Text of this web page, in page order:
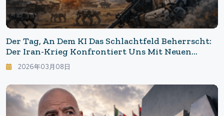
Der Tag, An Dem KI Das Schlachtfeld Beherrscht:
Der Iran-Krieg Konfrontiert Uns Mit Neuen
Militärischen Und Ethischen Herausforderungen
2026年03月08日